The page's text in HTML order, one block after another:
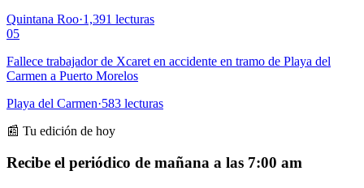
Quintana Roo·1,391 lecturas
05
Fallece trabajador de Xcaret en accidente en tramo de Playa del
Carmen a Puerto Morelos
Playa del Carmen·583 lecturas
📰 Tu edición de hoy
Recibe el periódico de mañana a las 7:00 am